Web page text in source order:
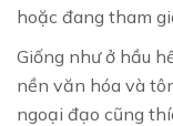
hoặc đang tham
Giống như ở hầu
nền văn hóa và
ngoại đạo cũng